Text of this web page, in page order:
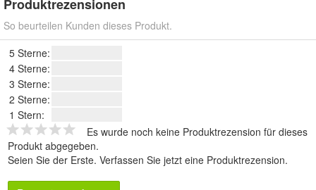
Produktrezensionen
So beurteilen Kunden dieses Produkt.
5 Sterne:
4 Sterne:
3 Sterne:
2 Sterne:
1 Stern:
Es wurde noch keine Produktrezension für dieses
Produkt abgegeben.
Seien Sie der Erste. Verfassen Sie jetzt eine Produktrezension.